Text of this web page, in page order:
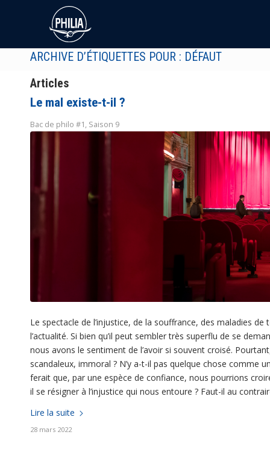
ARCHIVE D’ÉTIQUETTES POUR : DÉFAUT
Articles
Le mal existe-t-il ?
Bac de philo #1, Saison 9
Le spectacle de l’injustice, de la souffrance, des maladies
l’actualité. Si bien qu’il peut sembler très superflu de se
nous avons le sentiment de l’avoir si souvent croisé.
scandaleux, immoral ? N’y a-t-il pas quelque chose comme
ferait que, par une espèce de confiance, nous pourrions
il se résigner à l’injustice qui nous entoure ? Faut-il au
Lire la suite
28 mars 2022